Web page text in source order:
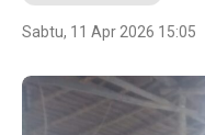
Sabtu, 11 Apr 2026 15:05